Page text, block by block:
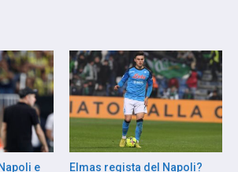
e
Elmas regista del Napoli?